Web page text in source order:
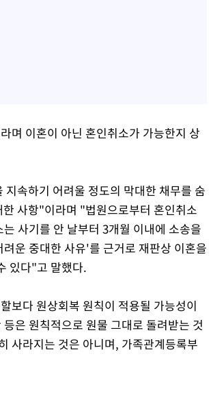
며 이혼이 아닌 혼인취소가 가능한지 상
속하기 어려울 정도의 막대한 채무를 숨
사항"이라며 "법원으로부터 혼인취소
사기를 안 날부터 3개월 이내에 소송을
운 중대한 사유'를 근거로 재판상 이혼을
있다"고 말했다.
보다 원상회복 원칙이 적용될 가능성이
은 원칙적으로 원물 그대로 돌려받는 것
사라지는 것은 아니며, 가족관계등록부